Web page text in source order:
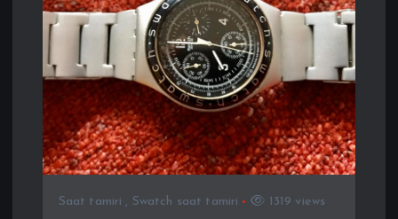
Saat tamiri , Swatch saat tamiri 1319 views